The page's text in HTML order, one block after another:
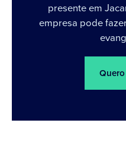
presente em
empresa pode